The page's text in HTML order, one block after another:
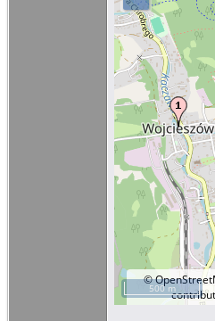
©
500 m